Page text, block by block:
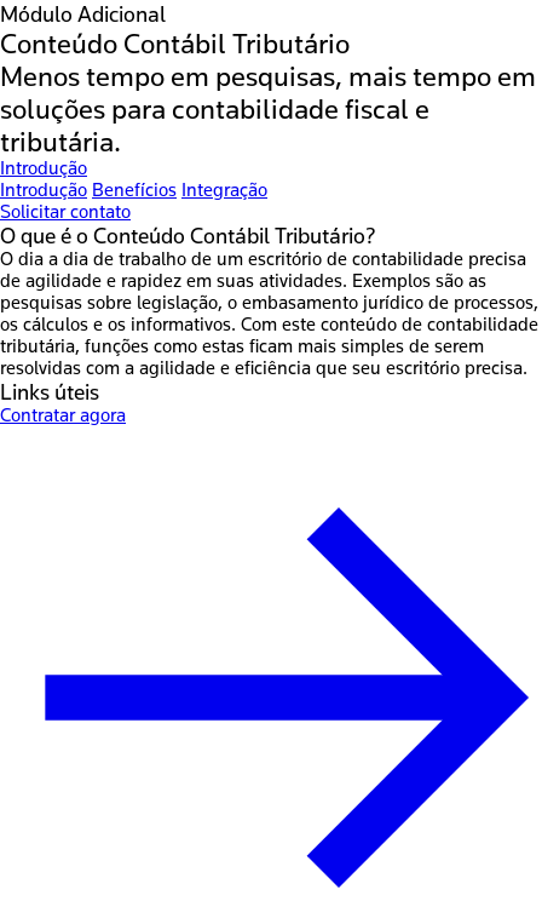
Módulo Adicional
Conteúdo Contábil Tributário
Menos tempo em pesquisas, mais tempo em
soluções para contabilidade fiscal e
tributária.
Introdução
Introdução Benefícios Integração
Solicitar contato
O que é o Conteúdo Contábil Tributário?
O dia a dia de trabalho de um escritório de contabilidade precisa
de agilidade e rapidez em suas atividades. Exemplos são as
pesquisas sobre legislação, o embasamento jurídico de processos,
os cálculos e os informativos. Com este conteúdo de contabilidade
tributária, funções como estas ficam mais simples de serem
resolvidas com a agilidade e eficiência que seu escritório precisa.
Links úteis
Contratar agora